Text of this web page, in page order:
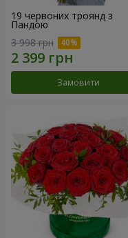
19 червоних троянд з
Пандою
3 998 грн
Замовити